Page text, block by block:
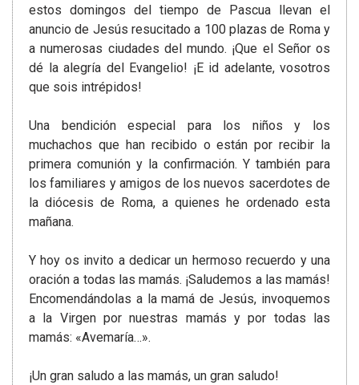
estos domingos del tiempo de Pascua llevan el
anuncio de Jesús resucitado a 100 plazas de Roma y
a numerosas ciudades del mundo. ¡Que el Señor os
dé la alegría del Evangelio! ¡E id adelante, vosotros
que sois intrépidos!
Una bendición especial para los niños y los
muchachos que han recibido o están por recibir la
primera comunión y la confirmación. Y también para
los familiares y amigos de los nuevos sacerdotes de
la diócesis de Roma, a quienes he ordenado esta
mañana.
Y hoy os invito a dedicar un hermoso recuerdo y una
oración a todas las mamás. ¡Saludemos a las mamás!
Encomendándolas a la mamá de Jesús, invoquemos
a la Virgen por nuestras mamás y por todas las
mamás: «Avemaría…».
¡Un gran saludo a las mamás, un gran saludo!